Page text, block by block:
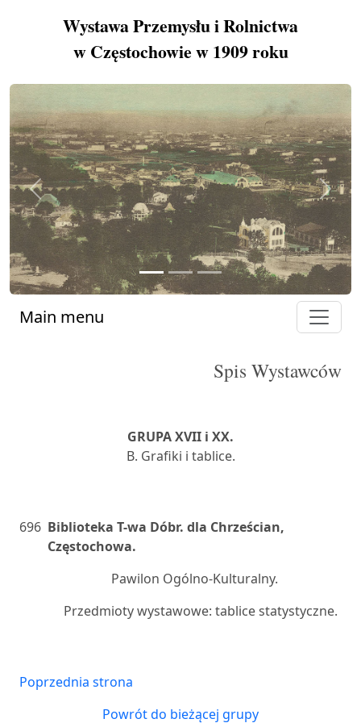
Wystawa Przemysłu i Rolnictwa
w Częstochowie w 1909 roku
Previous Next
Main menu
Spis Wystawców
GRUPA XVII i XX.
B. Grafiki i tablice.
696 Biblioteka T-wa Dóbr. dla Chrześcian,
Częstochowa.
Pawilon Ogólno-Kulturalny.
Przedmioty wystawowe: tablice statystyczne.
Poprzednia strona
Powrót do bieżącej grupy